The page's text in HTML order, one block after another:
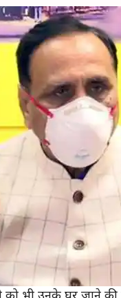
संक्रमित
संक्रमित पाए
के कांग्रेस
उप मुख्यमंत्री
के लक्षण नहीं
जारी बयान में कहा
पूरी तरह फिट और
भी उनके घर जाने की